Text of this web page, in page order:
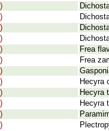
Frea
Frea
Hecyra
Hecyra
Hecyra